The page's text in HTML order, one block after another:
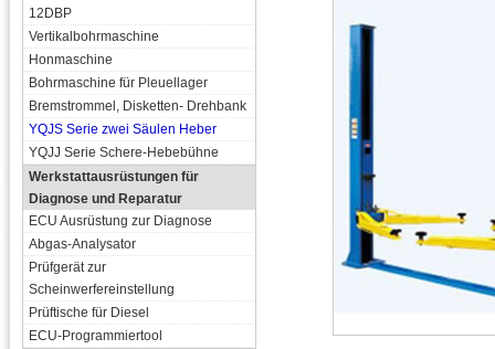
12DBP
Vertikalbohrmaschine
Honmaschine
Bohrmaschine für Pleuellager
Bremstrommel, Disketten- Drehbank
YQJS Serie zwei Säulen Heber
YQJJ Serie Schere-Hebebühne
Werkstattausrüstungen für
Diagnose und Reparatur
ECU Ausrüstung zur Diagnose
Abgas-Analysator
Prüfgerät zur
Scheinwerfereinstellung
Prüftische für Diesel
ECU-Programmiertool